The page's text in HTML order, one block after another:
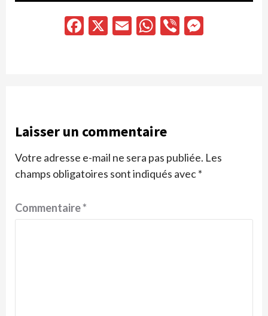
Facebook
X EmailWhatsApp
Viber
Laisser un commentaire
Votre adresse e-mail ne sera pas publiée. Les
champs obligatoires sont indiqués avec*
Commentaire*